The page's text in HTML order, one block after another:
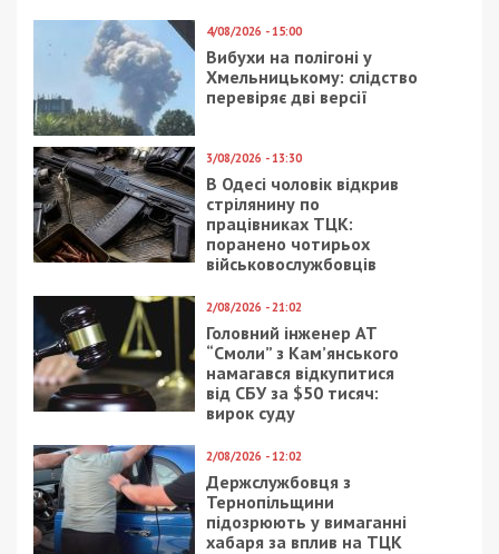
4/08/2026 - 15:00
Вибухи на полігоні у
Хмельницькому: слідство
перевіряє дві версії
3/08/2026 - 13:30
В Одесі чоловік відкрив
стрілянину по
працівниках ТЦК:
поранено чотирьох
військовослужбовців
2/08/2026 - 21:02
Головний інженер АТ
“Смоли” з Кам’янського
намагався відкупитися
від СБУ за $50 тисяч:
вирок суду
2/08/2026 - 12:02
Держслужбовця з
Тернопільщини
підозрюють у вимаганні
хабаря за вплив на ТЦК